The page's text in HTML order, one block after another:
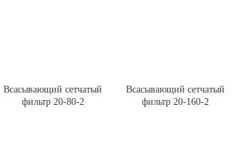
Всасывающий сетчатый
фильтр 20-80-2
Всасывающий сетчатый
фильтр 20-160-2